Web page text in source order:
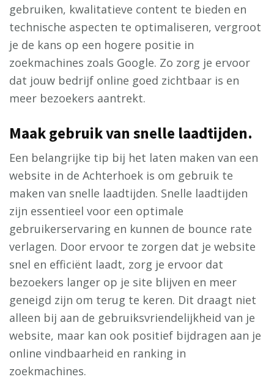
gebruiken, kwalitatieve content te bieden en
technische aspecten te optimaliseren, vergroot
je de kans op een hogere positie in
zoekmachines zoals Google. Zo zorg je ervoor
dat jouw bedrijf online goed zichtbaar is en
meer bezoekers aantrekt.
Maak gebruik van snelle laadtijden.
Een belangrijke tip bij het laten maken van een
website in de Achterhoek is om gebruik te
maken van snelle laadtijden. Snelle laadtijden
zijn essentieel voor een optimale
gebruikerservaring en kunnen de bounce rate
verlagen. Door ervoor te zorgen dat je website
snel en efficiënt laadt, zorg je ervoor dat
bezoekers langer op je site blijven en meer
geneigd zijn om terug te keren. Dit draagt niet
alleen bij aan de gebruiksvriendelijkheid van je
website, maar kan ook positief bijdragen aan je
online vindbaarheid en ranking in
zoekmachines.